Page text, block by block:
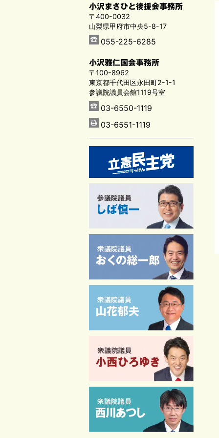
小沢まさひと後援会事務所
〒400-0032
山梨県甲府市中央5-8-17
055-225-6285
小沢雅仁国会事務所
〒100-8962
東京都千代田区永田町2-1-1
参議院議員会館1119号室
03-6550-1119
03-6551-1119